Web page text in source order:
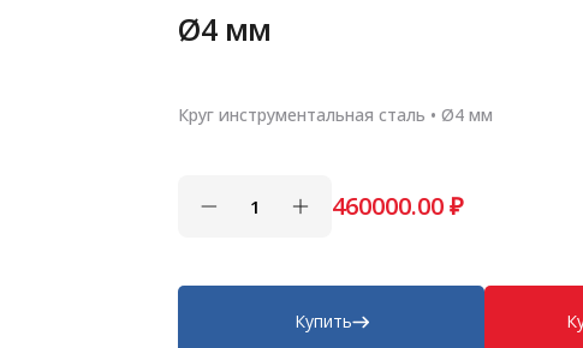
Ø4 мм
Круг инструментальная сталь • Ø4 мм
460000.00₽
Купить